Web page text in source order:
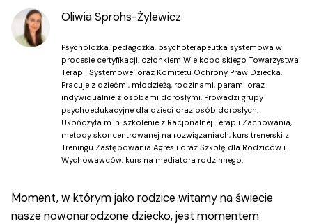
Oliwia Sprohs-Żylewicz
Psycholożka, pedagożka, psychoterapeutka systemowa w
procesie certyfikacji. członkiem Wielkopolskiego Towarzystwa
Terapii Systemowej oraz Komitetu Ochrony Praw Dziecka.
Pracuje z dziećmi, młodzieżą, rodzinami, parami oraz
indywidualnie z osobami dorosłymi. Prowadzi grupy
psychoedukacyjne dla dzieci oraz osób dorosłych.
Ukończyła m.in. szkolenie z Racjonalnej Terapii Zachowania,
metody skoncentrowanej na rozwiązaniach, kurs trenerski z
Treningu Zastępowania Agresji oraz Szkołę dla Rodziców i
Wychowawców, kurs na mediatora rodzinnego.
Moment, w którym jako rodzice witamy na świecie
nasze nowonarodzone dziecko, jest momentem